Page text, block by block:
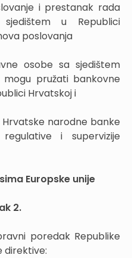
i prestanak rada
u Republici
poslovanja
osobe sa sjedištem
pružati bankovne
Hrvatskoj i
narodne banke
i supervizije
Europske unije
2.
poredak Republike
direktive: